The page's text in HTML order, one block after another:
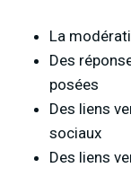
La
Des
posées
Des liens
sociaux
Des liens